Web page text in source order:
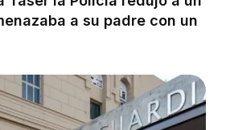
a su padre con un